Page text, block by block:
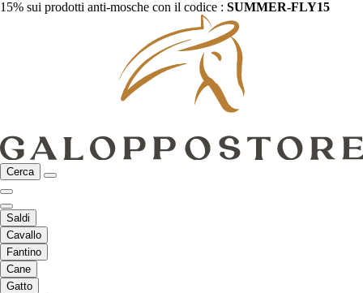
15% sui prodotti anti-mosche con il codice : SUMMER-FLY15
Cerca
Saldi
Cavallo
Fantino
Cane
Gatto